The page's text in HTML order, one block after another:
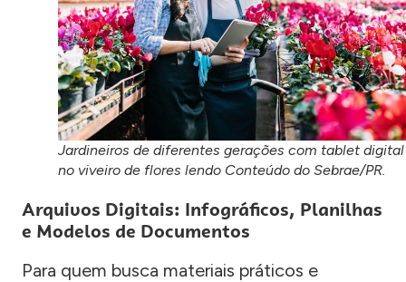
Jardineiros de diferentes gerações com tablet digital
no viveiro de flores lendo Conteúdo do Sebrae/PR.
Arquivos Digitais: Infográficos, Planilhas
e Modelos de Documentos
Para quem busca materiais práticos e